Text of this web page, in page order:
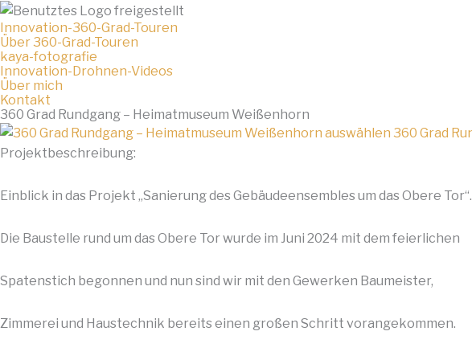
Innovation-360-Grad-Touren
Über 360-Grad-Touren
kaya-fotografie
Innovation-Drohnen-Videos
Über mich
Kontakt
360 Grad Rundgang – Heimatmuseum Weißenhorn
Projektbeschreibung:
Einblick in das Projekt „Sanierung des Gebäudeensembles um das Obere Tor“.
Die Baustelle rund um das Obere Tor wurde im Juni 2024 mit dem feierlichen
Spatenstich begonnen und nun sind wir mit den Gewerken Baumeister,
Zimmerei und Haustechnik bereits einen großen Schritt vorangekommen.